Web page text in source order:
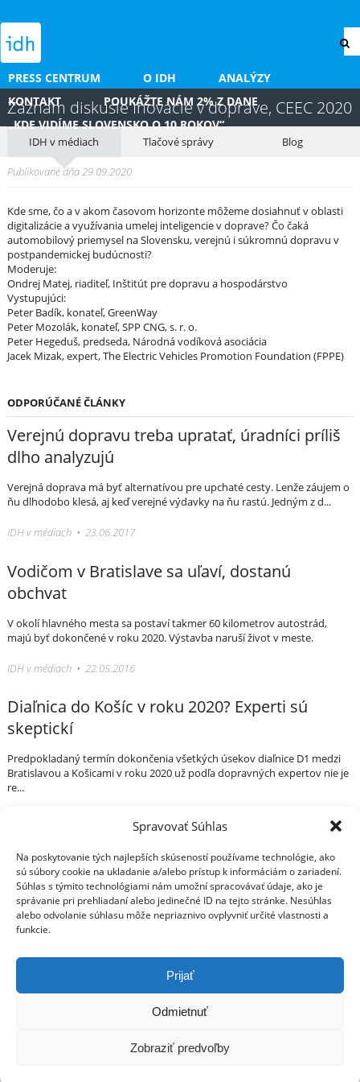
Spravovať Súhlas
Na poskytovanie tých najlepších skúseností používame technológie, ako
sú súbory cookie na ukladanie a/alebo prístup k informáciám o zariadení.
Súhlas s týmito technológiami nám umožní spracovávať údaje, ako je
správanie pri prehliadaní alebo jedinečné ID na tejto stránke. Nesúhlas
alebo odvolanie súhlasu môže nepriaznivo ovplyvniť určité vlastnosti a
funkcie.
Prijať
Odmietnuť
Zobraziť predvoľby
PRESS CENTRUM O IDH
ANALÝZY
KONTAKT
POUKÁŽTE NÁM 2% Z DANE
„KDE VIDÍME SLOVENSKO O 10 ROKOV“
Záznam diskusie Inovácie v doprave, CEEC 2020
IDH v médiach Tlačové správy Blog
Publikované dňa 29.09.2020
Kde sme, čo a v akom časovom horizonte môžeme dosiahnuť v oblasti
digitalizácie a využívania umelej inteligencie v doprave? Čo čaká
automobilový priemysel na Slovensku, verejnú i súkromnú dopravu v
postpandemickej budúcnosti?
Moderuje:
Ondrej Matej, riaditeľ, Inštitút pre dopravu a hospodárstvo
Vystupujúci:
Peter Badík, konateľ, GreenWay
Peter Mozolák, konateľ, SPP CNG, s. r. o.
Peter Hegeduš, predseda, Národná vodíková asociácia
Jacek Mizak, expert, The Electric Vehicles Promotion Foundation (FPPE)
ODPORÚČANÉ ČLÁNKY
Verejnú dopravu treba upratať, úradníci príliš
dlho analyzujú
Verejná doprava má byť alternatívou pre upchaté cesty. Lenže záujem o
ňu dlhodobo klesá, aj keď verejné výdavky na ňu rastú. Jedným z d...
IDH v médiach • 23.06.2017
Vodičom v Bratislave sa uľaví, dostanú
obchvat
V okolí hlavného mesta sa postaví takmer 60 kilometrov autostrád,
majú byť dokončené v roku 2020. Výstavba naruší život v meste.
IDH v médiach • 22.05.2016
Diaľnica do Košíc v roku 2020? Experti sú
skeptickí
Predpokladaný termín dokončenia všetkých úsekov diaľnice D1 medzi
Bratislavou a Košicami v roku 2020 už podľa dopravných expertov nie je
re...
Váš sprievodca svetom infraštruktúry a
ekonomiky
Press Centrum
IDH v médiach
Tlačové správy
Blog
Press
Poukážte nám 2% z dane
„Kde vidíme Slovensko o 10 rokov“